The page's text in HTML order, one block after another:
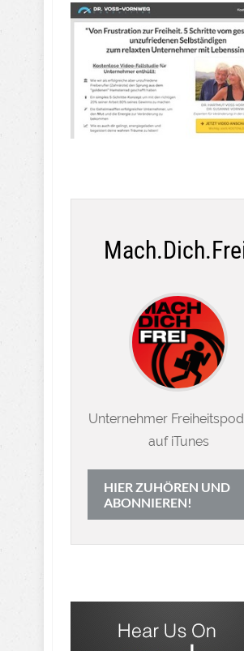
Unternehmer
auf iTunes
HIER ZUHÖREN UND
ABONNIEREN!